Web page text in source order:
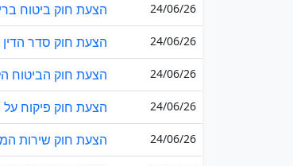
24/06/26 הצעת חוק ביטוח
24/06/26 הצעת חוק סדר הדין
24/06/26 הצעת חוק הביטוח
24/06/26 הצעת חוק פיקוח
24/06/26 הצעת חוק שירות